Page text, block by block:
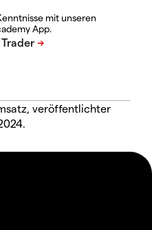
mit unseren
App.
veröffentlichter